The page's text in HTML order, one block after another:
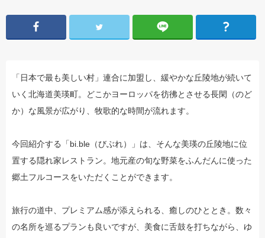
「日本で最も美しい村」連合に加盟し、緩やかな丘陵地が続いて
いく北海道美瑛町。どこかヨーロッパを彷彿とさせる長閑（のど
か）な風景が広がり、牧歌的な時間が流れます。
今回紹介する「bi.ble（びぶれ）」は、そんな美瑛の丘陵地に位
置する隠れ家レストラン。地元産の旬な野菜をふんだんに使った
郷土フルコースをいただくことができます。
旅行の道中、プレミアム感が添えられる、癒しのひととき。数々
の名所を巡るプランも良いですが、美食に舌鼓を打ちながら、ゆ